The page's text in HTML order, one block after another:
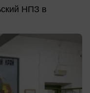
НПЗ в